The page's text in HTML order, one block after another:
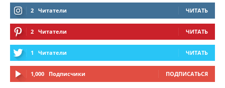
2 Читатели ЧИТАТЬ
2 Читатели ЧИТАТЬ
1 Читатели ЧИТАТЬ
1,000 Подписчики ПОДПИСАТЬСЯ